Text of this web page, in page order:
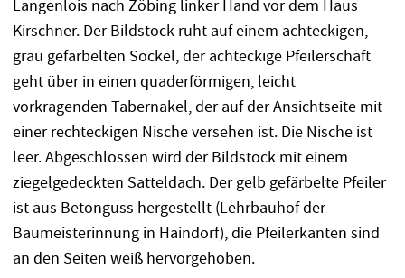
Langenlois nach Zöbing linker Hand vor dem Haus
Kirschner. Der Bildstock ruht auf einem achteckigen,
grau gefärbelten Sockel, der achteckige Pfeilerschaft
geht über in einen quaderförmigen, leicht
vorkragenden Tabernakel, der auf der Ansichtseite mit
einer rechteckigen Nische versehen ist. Die Nische ist
leer. Abgeschlossen wird der Bildstock mit einem
ziegelgedeckten Satteldach. Der gelb gefärbelte Pfeiler
ist aus Betonguss hergestellt (Lehrbauhof der
Baumeisterinnung in Haindorf), die Pfeilerkanten sind
an den Seiten weiß hervorgehoben.